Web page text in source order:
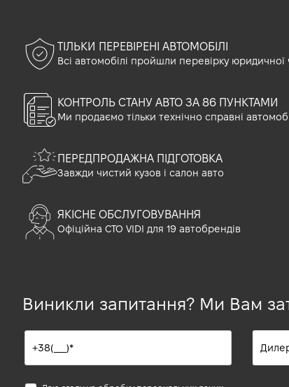
ТІЛЬКИ ПЕРЕВІРЕНІ АВТОМОБІЛІ
Всі автомобілі пройшли перевірку юридичної
КОНТРОЛЬ СТАНУ АВТО ЗА 86 ПУНКТАМИ
Ми продаємо тільки технічно справні
ПЕРЕДПРОДАЖНА ПІДГОТОВКА
Завжди чистий кузов і салон авто
ЯКІСНЕ ОБСЛУГОВУВАННЯ
Офіційна СТО VIDI для 19 автобрендів
Виникли запитання? Ми Вам